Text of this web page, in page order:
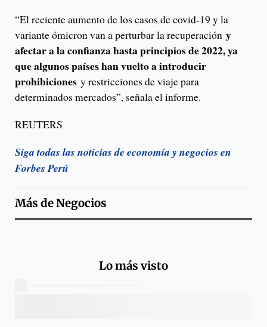
“El reciente aumento de los casos de covid-19 y la
variante ómicron van a perturbar la recuperación y
afectar a la confianza hasta principios de 2022, ya
que algunos países han vuelto a introducir
prohibiciones y restricciones de viaje para
determinados mercados”, señala el informe.
REUTERS
Siga todas las noticias de economía y negocios en
Forbes Perú
Más deNegocios
Lo más visto